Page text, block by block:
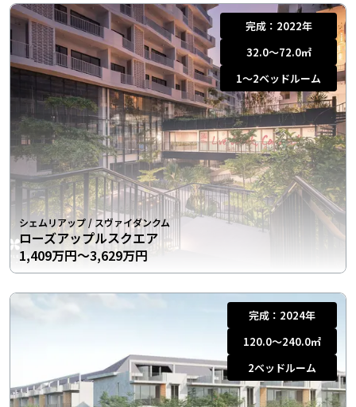
完成： 2022年
32.0〜72.0㎡
1〜2ベッドルーム
シェムリアップ/スヴァイダンクム
ローズアップルスクエア
1,409万円〜3,629万円
完成： 2024年
120.0〜240.0㎡
2ベッドルーム